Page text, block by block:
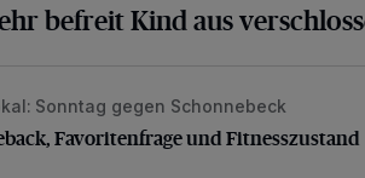
befreit Kind aus
Favoritenfrage und Fitnesszustand
Sonntag gegen Schonnebeck
Favoritenfrage und Fitnesszustand